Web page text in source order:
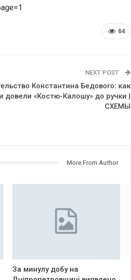
64
NEXT POST
Константина Бедового: как
довели «Костю-Калошу» до ручки |
СХЕМЫ
More From Author
За минулу добу на